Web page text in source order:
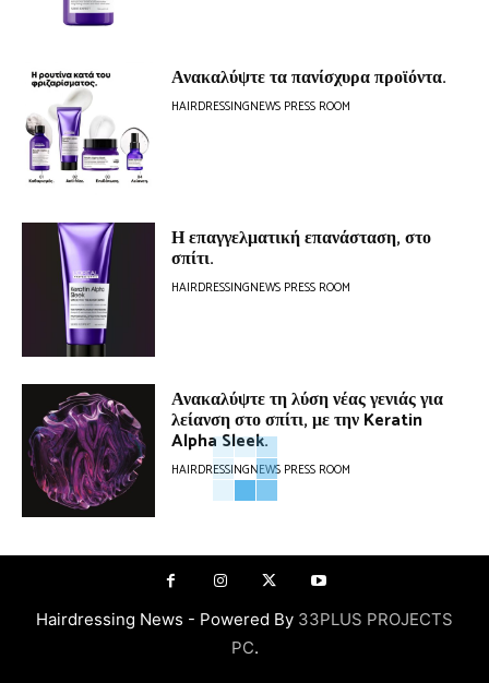
Ανακαλύψτε τα πανίσχυρα προϊόντα.
HAIRDRESSINGNEWS PRESS ROOM
Η επαγγελματική επανάσταση, στο
σπίτι.
HAIRDRESSINGNEWS PRESS ROOM
Ανακαλύψτε τη λύση νέας γενιάς για
λείανση στο σπίτι, με την Keratin
Alpha Sleek.
HAIRDRESSINGNEWS PRESS ROOM
Hairdressing News - Powered By 33PLUS PROJECTS
PC.